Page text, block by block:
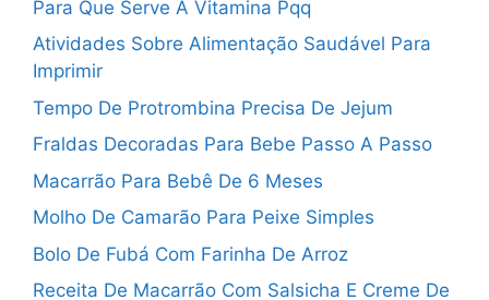
Para Que Serve A Vitamina Pqq
Atividades Sobre Alimentação Saudável Para
Imprimir
Tempo De Protrombina Precisa De Jejum
Fraldas Decoradas Para Bebe Passo A Passo
Macarrão Para Bebê De 6 Meses
Molho De Camarão Para Peixe Simples
Bolo De Fubá Com Farinha De Arroz
Receita De Macarrão Com Salsicha E Creme De